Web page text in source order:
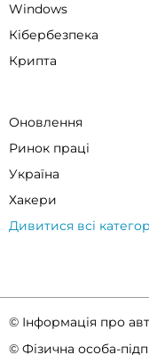
Windows
Кібербезпека
Крипта
Оновлення
Ринок праці
Україна
Хакери
Дивитися всі
© Інформація про
© Фізична особа-